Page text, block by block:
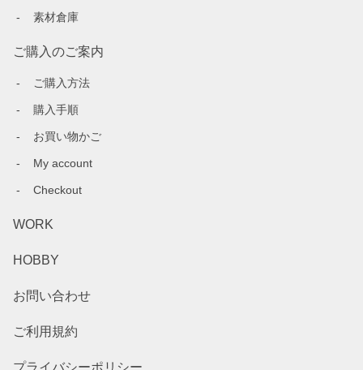
素材倉庫
ご購入のご案内
ご購入方法
購入手順
お買い物かご
My account
Checkout
WORK
HOBBY
お問い合わせ
ご利用規約